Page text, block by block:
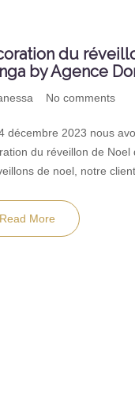
du
by Agence
No comments
décembre 2023 nous
du réveillon de
de noel, notre
Read More